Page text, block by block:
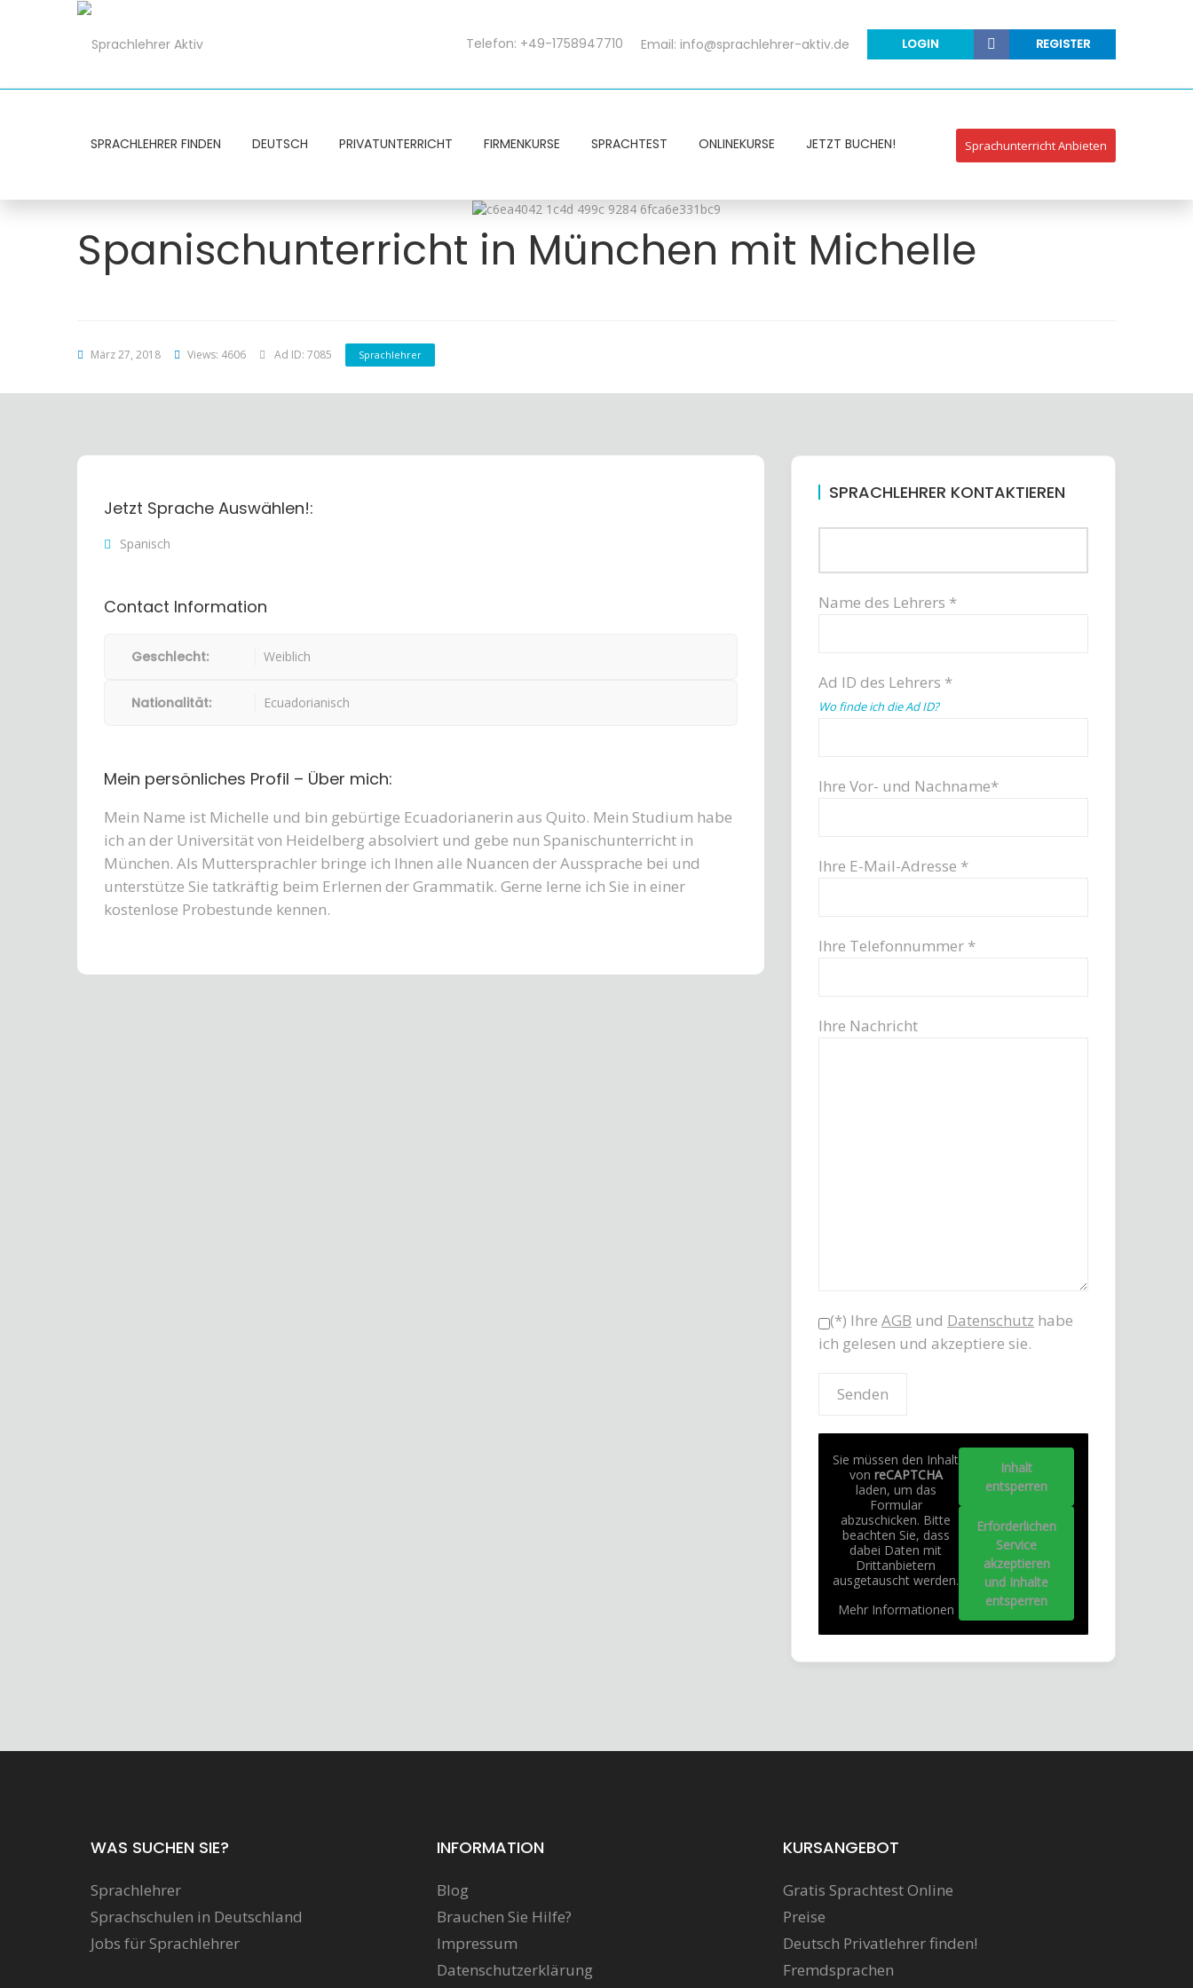
LOGIN REGISTER
Telefon: +49-1758947710 Email: info@sprachlehrer-aktiv.de
SPRACHLEHRER FINDEN DEUTSCH PRIVATUNTERRICHT FIRMENKURSE SPRACHTEST ONLINEKURSE JETZT BUCHEN! Sprachunterricht Anbieten
Spanischunterricht in München mit Michelle
März 27, 2018 Views: 4606 Ad ID: 7085 Sprachlehrer
Jetzt Sprache Auswählen!:
Spanisch
Contact Information
Geschlecht: Weiblich
Nationalität: Ecuadorianisch
Mein persönliches Profil – Über mich:
Mein Name ist Michelle und bin gebürtige Ecuadorianerin aus Quito. Mein Studium habe
ich an der Universität von Heidelberg absolviert und gebe nun Spanischunterricht in
München. Als Muttersprachler bringe ich Ihnen alle Nuancen der Aussprache bei und
unterstütze Sie tatkräftig beim Erlernen der Grammatik. Gerne lerne ich Sie in einer
kostenlose Probestunde kennen.
SPRACHLEHRER KONTAKTIEREN
Name des Lehrers *
Ad ID des Lehrers *
Wo finde ich die Ad ID?
Ihre Vor- und Nachname*
Ihre E-Mail-Adresse *
Ihre Telefonnummer *
Ihre Nachricht
(*) Ihre AGB und Datenschutz habe
ich gelesen und akzeptiere sie.
Sie müssen den Inhalt
von reCAPTCHA
laden, um das
Formular
abzuschicken. Bitte
beachten Sie, dass
dabei Daten mit
Drittanbietern
ausgetauscht werden.
Mehr Informationen
Inhalt
entsperren
Erforderlichen
Service
akzeptieren
und Inhalte
entsperren
WAS SUCHEN SIE?
Sprachlehrer
Sprachschulen in Deutschland
Jobs für Sprachlehrer
INFORMATION
Blog
Brauchen Sie Hilfe?
Impressum
Datenschutzerklärung
KURSANGEBOT
Gratis Sprachtest Online
Preise
Deutsch Privatlehrer finden!
Fremdsprachen